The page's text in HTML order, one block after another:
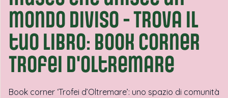
mondo diviso - Trova il
tuo libro: book corner
Trofei d'oltremare
Book corner ‘Trofei d’Oltremare’: uno spazio di comunità